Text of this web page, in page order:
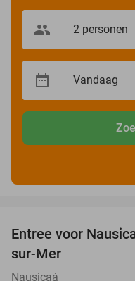
Entree voor
sur-Mer
Nausicaá